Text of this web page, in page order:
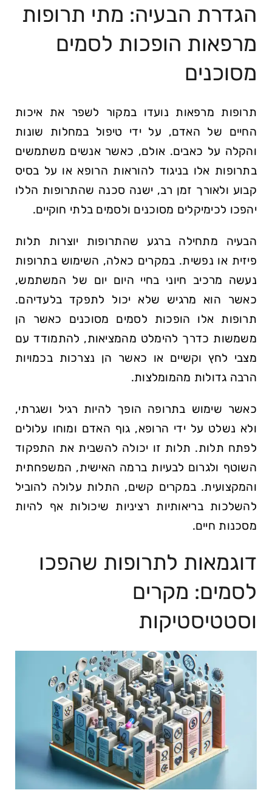
הגדרת הבעיה: מתי תרופות
מרפאות הופכות לסמים
מסוכנים
תרופות מרפאות נועדו במקור לשפר את איכות
החיים של האדם, על ידי טיפול במחלות שונות
והקלה על כאבים. אולם, כאשר אנשים משתמשים
בתרופות אלו בניגוד להוראות הרופא או על בסיס
קבוע ולאורך זמן רב, ישנה סכנה שהתרופות הללו
יהפכו לכימיקלים מסוכנים ולסמים בלתי חוקיים.
הבעיה מתחילה ברגע שהתרופות יוצרות תלות
פיזית או נפשית. במקרים כאלה, השימוש בתרופות
נעשה מרכיב חיוני בחיי היום יום של המשתמש,
כאשר הוא מרגיש שלא יכול לתפקד בלעדיהם.
תרופות אלו הופכות לסמים מסוכנים כאשר הן
משמשות כדרך להימלט מהמציאות, להתמודד עם
מצבי לחץ וקשיים או כאשר הן נצרכות בכמויות
הרבה גדולות מהמומלצות.
כאשר שימוש בתרופה הופך להיות רגיל ושגרתי,
ולא נשלט על ידי הרופא, גוף האדם ומוחו עלולים
לפתח תלות. תלות זו יכולה להשבית את התפקוד
השוטף ולגרום לבעיות ברמה האישית, המשפחתית
והמקצועית. במקרים קשים, התלות עלולה להוביל
להשלכות בריאותיות רציניות שיכולות אף להיות
מסכנות חיים.
דוגמאות לתרופות שהפכו
לסמים: מקרים
וסטטיסטיקות